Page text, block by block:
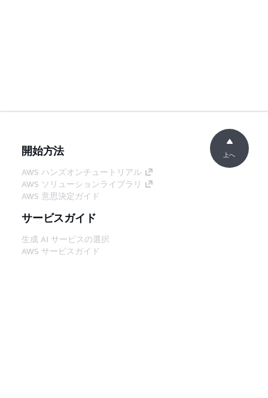
開始方法
AWS ハンズオンチュートリアル
AWS ソリューションライブラリ
AWS 意思決定ガイド
サービスガイド
生成 AI サービスの選択
AWS サービスガイド
上へ